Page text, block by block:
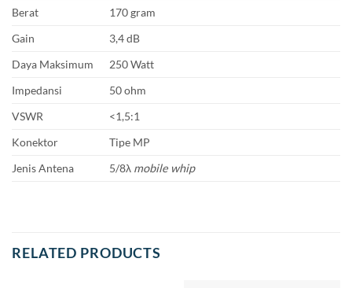
Berat
170 gram
Gain
3,4 dB
Daya Maksimum
250 Watt
Impedansi
50 ohm
VSWR
<1,5:1
Konektor
Tipe MP
Jenis Antena
5/8λ mobile whip
RELATED PRODUCTS